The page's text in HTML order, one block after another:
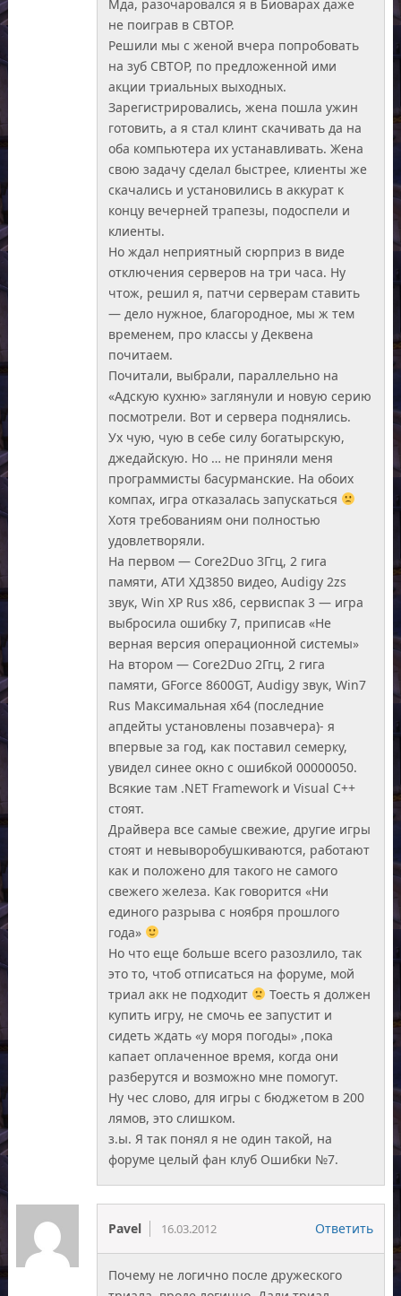
Мда, разочаровался я в Биоварах даже
не поиграв в СВТОР.
Решили мы с женой вчера попробовать
на зуб СВТОР, по предложенной ими
акции триальных выходных.
Зарегистрировались, жена пошла ужин
готовить, а я стал клинт скачивать да на
оба компьютера их устанавливать. Жена
свою задачу сделал быстрее, клиенты же
скачались и установились в аккурат к
концу вечерней трапезы, подоспели и
клиенты.
Но ждал неприятный сюрприз в виде
отключения серверов на три часа. Ну
чтож, решил я, патчи серверам ставить
— дело нужное, благородное, мы ж тем
временем, про классы у Деквена
почитаем.
Почитали, выбрали, параллельно на
«Адскую кухню» заглянули и новую серию
посмотрели. Вот и сервера поднялись.
Ух чую, чую в себе силу богатырскую,
джедайскую. Но … не приняли меня
программисты басурманские. На обоих
компах, игра отказалась запускаться
Хотя требованиям они полностью
удовлетворяли.
На первом — Core2Duo 3Ггц, 2 гига
памяти, АТИ ХД3850 видео, Audigy 2zs
звук, Win XP Rus х86, сервиспак 3 — игра
выбросила ошибку 7, приписав «Не
верная версия операционной системы»
На втором — Core2Duo 2Ггц, 2 гига
памяти, GForce 8600GT, Audigy звук, Win7
Rus Максимальная х64 (последние
апдейты установлены позавчера)- я
впервые за год, как поставил семерку,
увидел синее окно с ошибкой 00000050.
Всякие там .NET Framework и Visual C++
стоят.
Драйвера все самые свежие, другие игры
стоят и невыворобушкиваются, работают
как и положено для такого не самого
свежего железа. Как говорится «Ни
единого разрыва с ноября прошлого
года»
Но что еще больше всего разозлило, так
это то, чтоб отписаться на форуме, мой
триал акк не подходит
Тоесть я должен
купить игру, не смочь ее запустит и
сидеть ждать «у моря погоды» ,пока
капает оплаченное время, когда они
разберутся и возможно мне помогут.
Ну чес слово, для игры с бюджетом в 200
лямов, это слишком.
з.ы. Я так понял я не один такой, на
форуме целый фан клуб Ошибки №7.
Pavel 16.03.2012 Ответить
Почему не логично после дружеского